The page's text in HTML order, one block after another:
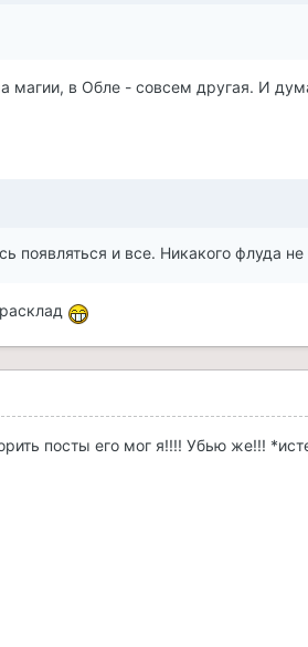
магии, в Обле - совсем другая. И
появляться и все. Никакого флуда не
посты его мог я!!!! Убью же!!!